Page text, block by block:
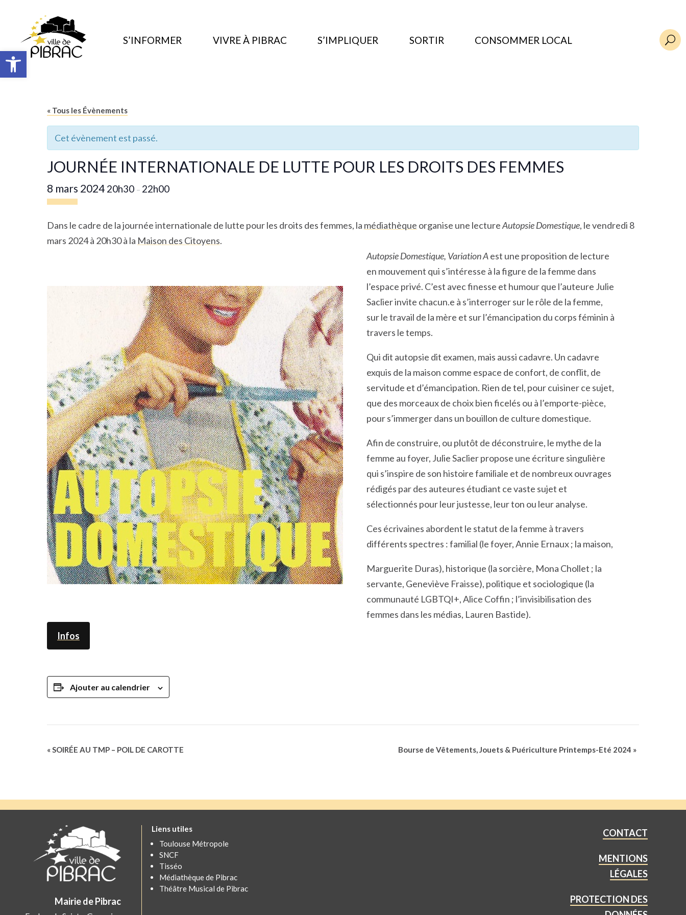
Ouvrir la barre d’outils
S’INFORMER VIVRE À PIBRAC S’IMPLIQUER SORTIR CONSOMMER LOCAL U
« Tous les Évènements
Cet évènement est passé.
JOURNÉE INTERNATIONALE DE LUTTE POUR LES DROITS DES FEMMES
8 mars 2024 20h30 – 22h00
Dans le cadre de la journée internationale de lutte pour les droits des femmes, la médiathèque organise une lectureAutopsie Domestique, le vendredi 8
mars 2024 à 20h30 à la Maison des Citoyens.
Autopsie Domestique, Variation Aest une proposition de lecture
en mouvement qui s’intéresse à la figure de la femme dans
l’espace privé. C’est avec finesse et humour que l’auteure Julie
Saclier invite chacun.e à s’interroger sur le rôle de la femme,
sur le travail de la mère et sur l’émancipation du corps féminin à
travers le temps.
Qui dit autopsie dit examen, mais aussi cadavre. Un cadavre
exquis de la maison comme espace de confort, de conflit, de
servitude et d’émancipation. Rien de tel, pour cuisiner ce sujet,
que des morceaux de choix bien ficelés ou à l’emporte-pièce,
pour s’immerger dans un bouillon de culture domestique.
Afin de construire, ou plutôt de déconstruire, le mythe de la
femme au foyer, Julie Saclier propose une écriture singulière
qui s’inspire de son histoire familiale et de nombreux ouvrages
rédigés par des auteures étudiant ce vaste sujet et
sélectionnés pour leur justesse, leur ton ou leur analyse.
Ces écrivaines abordent le statut de la femme à travers
différents spectres : familial (le foyer, Annie Ernaux ; la maison,
Marguerite Duras), historique (la sorcière, Mona Chollet ; la
servante, Geneviève Fraisse), politique et sociologique (la
communauté LGBTQI+, Alice Coffin ; l’invisibilisation des
femmes dans les médias, Lauren Bastide).
Infos
Ajouter au calendrier
Navigation
«SOIRÉE AU TMP – POIL DE CAROTTE Bourse de Vêtements, Jouets & Puériculture Printemps-Eté 2024 »
Mairie de Pibrac
Liens utiles
Toulouse Métropole
SNCF
Tisséo
Médiathèque de Pibrac
Théâtre Musical de Pibrac
CONTACT
MENTIONS
LÉGALES
PROTECTION DES